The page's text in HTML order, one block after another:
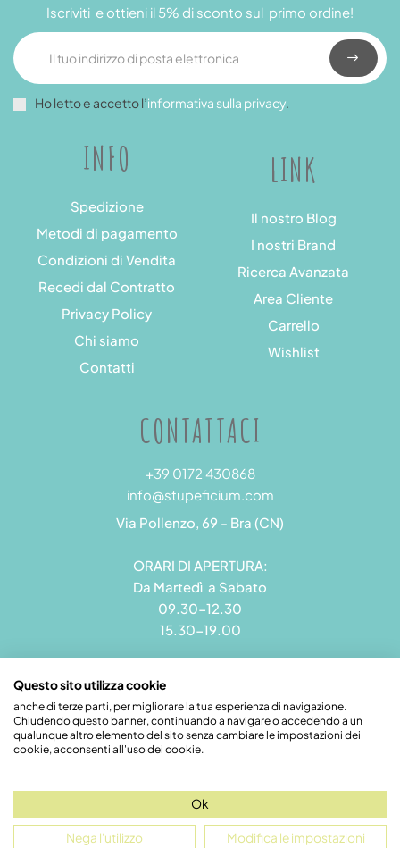
INFO
Spedizione
Metodi di pagamento
Condizioni di Vendita
Recedi dal Contratto
Privacy Policy
Chi siamo
Contatti
LINK
Il nostro Blog
I nostri Brand
Ricerca Avanzata
Area Cliente
Carrello
Wishlist
Iscriviti e ottieni il 5% di sconto sul primo ordine!
Ho letto e accetto l’informativa sulla privacy.
CONTATTACI
+39 0172 430868
info@stupeficium.com
Via Pollenzo, 69 - Bra (CN)
ORARI DI APERTURA:
Da Martedì a Sabato
09.30-12.30
15.30-19.00
Stupeficium di Carena Diego | Rea CN - 265823 | P.I.
09492550018 | Pec: grandamodel@pec.it
Questo sito utilizza cookie
anche di terze parti, per migliorare la tua esperienza di navigazione.
Chiudendo questo banner, continuando a navigare o accedendo a un
qualunque altro elemento del sito senza cambiare le impostazioni dei
cookie, acconsenti all'uso dei cookie.
Ok
Nega l'utilizzo Modifica le impostazioni